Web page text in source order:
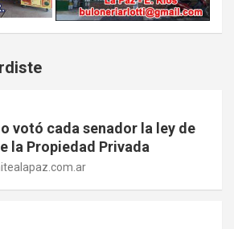
votó cada senador la ley de
la Propiedad Privada